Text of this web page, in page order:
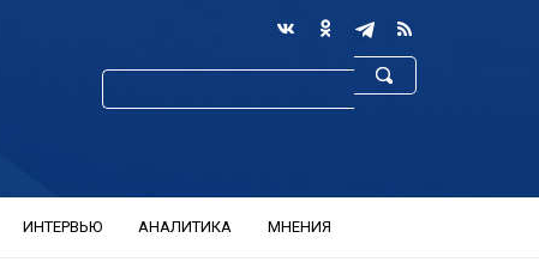
ИНТЕРВЬЮ АНАЛИТИКА МНЕНИЯ